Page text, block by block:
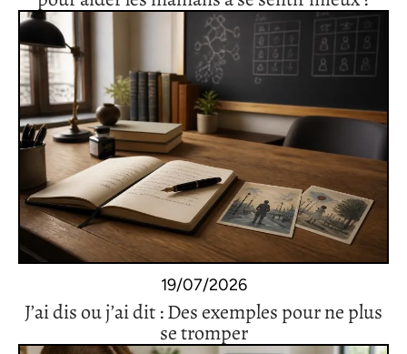
19/07/2026
J’ai dis ou j’ai dit : Des exemples pour ne plus
se tromper